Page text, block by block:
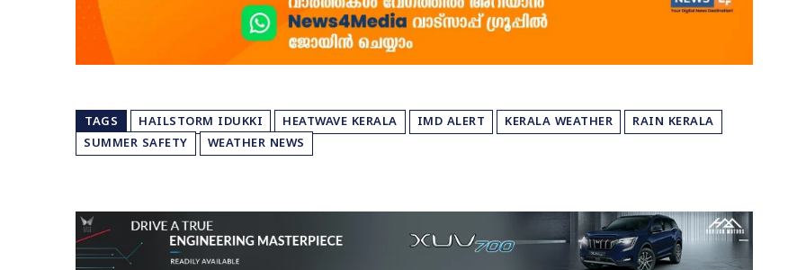
TAGS HAILSTORM IDUKKI HEATWAVE KERALA IMD ALERT KERALA WEATHER
RAIN KERALA
SUMMER SAFETY
WEATHER NEWS